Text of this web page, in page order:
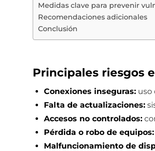
Medidas clave para prevenir
Recomendaciones adicionales
Conclusión
Principales riesgos
Conexiones inseguras: uso
Falta de actualizaciones:
Accesos no controlados:
Pérdida o robo de equipos:
Malfuncionamiento de